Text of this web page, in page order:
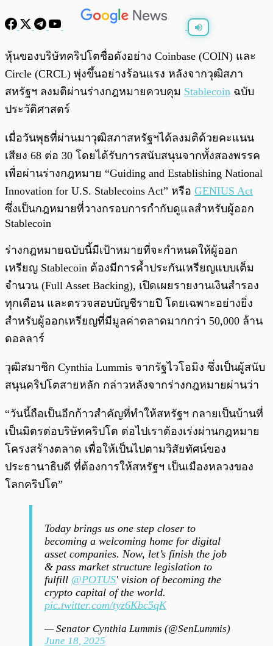
พร้อมเล่น
หุ้นของบริษัทคริปโตชื่อดังอย่าง Coinbase (COIN) และ
Circle (CRCL) พุ่งขึ้นอย่างร้อนแรง หลังจากวุฒิสภา
สหรัฐฯ ลงมติผ่านร่างกฎหมายควบคุม Stablecoin ฉบับ
ประวัติศาสตร์
เมื่อวันพุธที่ผ่านมาวุฒิสภาสหรัฐฯได้ลงมติด้วยคะแนน
เสียง 68 ต่อ 30 โดยได้รับการสนับสนุนจากทั้งสองพรรค
เพื่อผ่านร่างกฎหมาย “Guiding and Establishing National
Innovation for U.S. Stablecoins Act” หรือ GENIUS Act
ซึ่งเป็นกฎหมายที่วางกรอบการกำกับดูแลสำหรับผู้ออก
Stablecoin
ร่างกฎหมายฉบับนี้มีเป้าหมายที่จะกำหนดให้ผู้ออก
เหรียญ Stablecoin ต้องมีการค้ำประกันเหรียญแบบเต็ม
จำนวน (Full Asset Backing), เปิดเผยรายงานเงินสำรอง
ทุกเดือน และตรวจสอบบัญชีรายปี โดยเฉพาะอย่างยิ่ง
สำหรับผู้ออกเหรียญที่มีมูลค่าตลาดมากกว่า 50,000 ล้าน
ดอลลาร์
วุฒิสมาชิก Cynthia Lummis จากรัฐไวโอมิง ซึ่งเป็นผู้สนับ
สนุนคริปโตสายหลัก กล่าวหลังจากร่างกฎหมายผ่านว่า
“วันนี้ถือเป็นอีกก้าวสำคัญที่ทำให้สหรัฐฯ กลายเป็นบ้านที่
เป็นมิตรต่อบริษัทคริปโต ต่อไปเราต้องเร่งผ่านกฎหมาย
โครงสร้างตลาด เพื่อให้เป็นไปตามวิสัยทัศน์ของ
ประธานาธิบดี ที่ต้องการให้สหรัฐฯ เป็นเมืองหลวงของ
โลกคริปโต”
Today brings us one step closer to
becoming a welcoming home for digital
asset companies. Now, let’s finish the job
& pass market structure legislation to
fulfill @POTUS' vision of becoming the
crypto capital of the world.
pic.twitter.com/tyz6Kbc5qK
— Senator Cynthia Lummis (@SenLummis)
June 18, 2025